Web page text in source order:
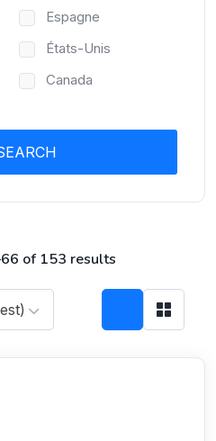
of 153 results
Espagne
États-Unis
Canada